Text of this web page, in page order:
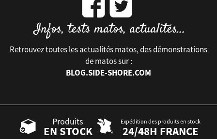
Retrouvez toutes les actualités matos, des démonstrations
de matos sur :
BLOG.SIDE-SHORE.COM
Produits
EN STOCK
Expédition des produits en stock
24/48H FRANCE